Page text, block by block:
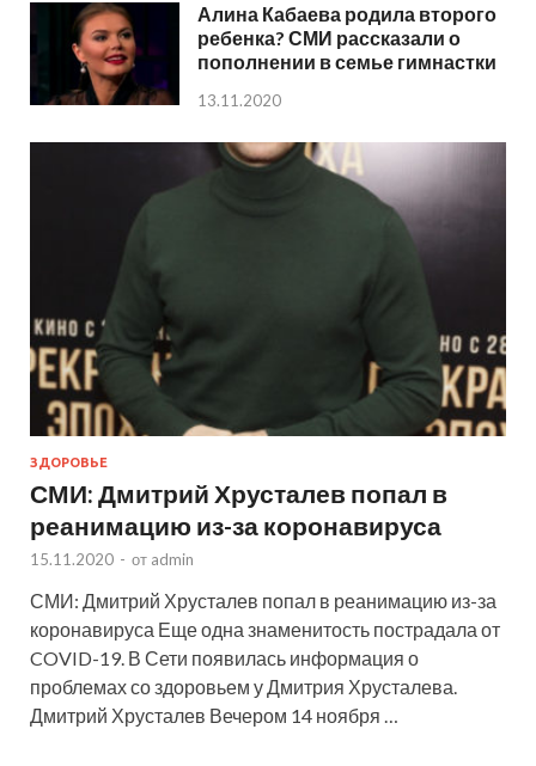
Алина Кабаева родила второго
ребенка? СМИ рассказали о
пополнении в семье гимнастки
13.11.2020
ЗДОРОВЬЕ
СМИ: Дмитрий Хрусталев попал в
реанимацию из-за коронавируса
15.11.2020 - от admin
СМИ: Дмитрий Хрусталев попал в реанимацию из-за
коронавируса Еще одна знаменитость пострадала от
COVID-19. В Сети появилась информация о
проблемах со здоровьем у Дмитрия Хрусталева.
Дмитрий Хрусталев Вечером 14 ноября …